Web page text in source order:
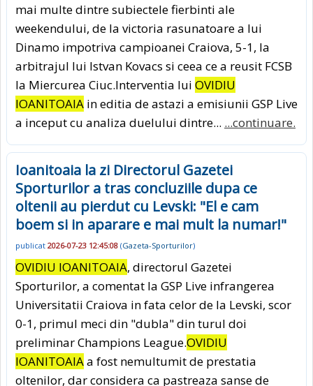
mai multe dintre subiectele fierbinti ale
weekendului, de la victoria rasunatoare a lui
Dinamo impotriva campioanei Craiova, 5-1, la
arbitrajul lui Istvan Kovacs si ceea ce a reusit FCSB
la Miercurea Ciuc.Interventia lui OVIDIU
IOANITOAIA in editia de astazi a emisiunii GSP Live
a inceput cu analiza duelului dintre... ...continuare.
Ioanitoaia la zi Directorul Gazetei
Sporturilor a tras concluziile dupa ce
oltenii au pierdut cu Levski: "El e cam
boem si in aparare e mai mult la numar!"
publicat 2026-07-23 12:45:08 (Gazeta-Sporturilor)
OVIDIU IOANITOAIA, directorul Gazetei
Sporturilor, a comentat la GSP Live infrangerea
Universitatii Craiova in fata celor de la Levski, scor
0-1, primul meci din "dubla" din turul doi
preliminar Champions League.OVIDIU
IOANITOAIAa fost nemultumit de prestatia
oltenilor, dar considera ca pastreaza sanse de